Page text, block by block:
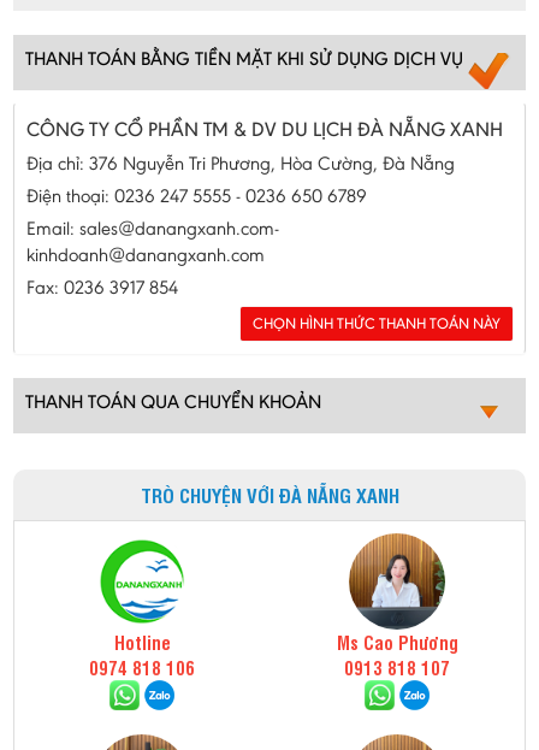
THANH TOÁN BẰNG TIỀN MẶT KHI SỬ DỤNG DỊCH VỤ
CÔNG TY CỔ PHẦN TM & DV DU LỊCH ĐÀ NẴNG XANH
Địa chỉ: 376 Nguyễn Tri Phương, Hòa Cường, Đà Nẵng
Điện thoại: 0236 247 5555 - 0236 650 6789
Email: sales@danangxanh.com-
kinhdoanh@danangxanh.com
Fax: 0236 3917 854
THANH TOÁN QUA CHUYỂN KHOẢN
TRÒ CHUYỆN VỚI ĐÀ NẴNG XANH
Hotline
0974 818 106
Ms Cao Phương
0913 818 107